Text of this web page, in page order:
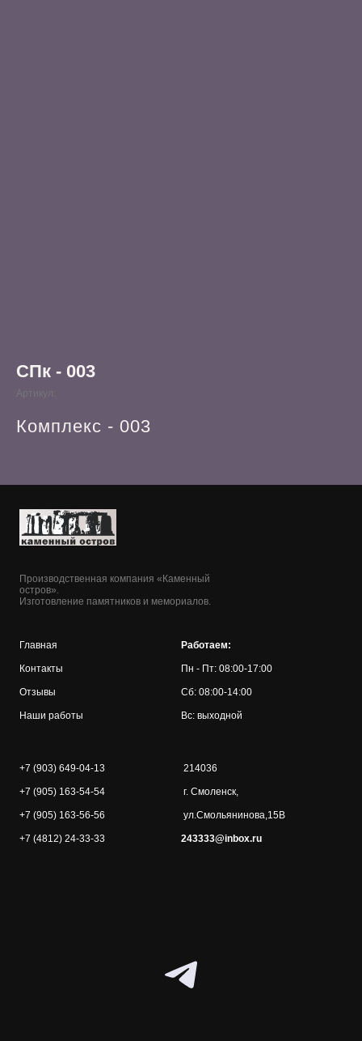
СПк - 003
Артикул:
Комплекс - 003
Производственная компания «Каменный
остров».
Изготовление памятников и мемориалов.
Главная
Контакты
Отзывы
Наши работы
Работаем:
Пн - Пт: 08:00-17:00
Сб: 08:00-14:00
Вс: выходной
+7 (903) 649-04-13
+7 (905) 163-54-54
+7 (905) 163-56-56
+7 (4812) 24-33-33
214036
г. Смоленск,
ул.Смольянинова,15В
243333@inbox.ru